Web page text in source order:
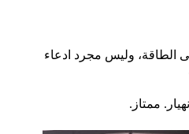
الطاقة، وليس مجرد ادعاء
ممتاز.